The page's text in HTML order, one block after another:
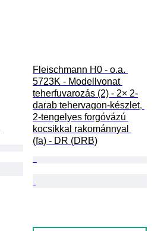
Fleischmann H0 - o.a.
5723K - Modellvonat
teherfuvarozás (2) - 2× 2-
darab tehervagon-készlet,
2-tengelyes forgóvázú
kocsikkal rakománnyal
(fa) - DR (DRB)